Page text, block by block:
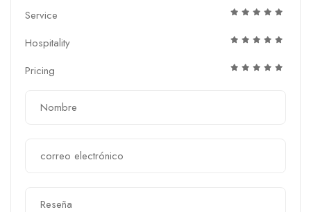
Service
Hospitality
Pricing